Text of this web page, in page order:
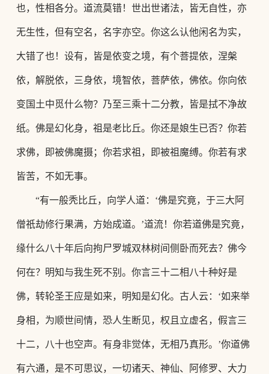
也，性相各分。道流莫错！世出世诸法，皆无自性，亦
无生性，但有空名，名字亦空。你这么认他闲名为实，
大错了也！设有，皆是依变之境，有个菩提依，涅槃
依，解脱依，三身依，境智依，菩萨依，佛依。你向依
变国土中觅什么物？乃至三乘十二分教，皆是拭不净故
纸。佛是幻化身，祖是老比丘。你还是娘生已否？你若
求佛，即被佛魔摄；你若求祖，即被祖魔缚。你若有求
皆苦，不如无事。
“有一般秃比丘，向学人道： ‘佛是究竟，于三大阿
僧祇劫修行果满，方始成道。’道流！你若道佛是究竟，
缘什么八十年后向拘尸罗城双林树间侧卧而死去？佛今
何在？明知与我生死不别。你言三十二相八十种好是
佛，转轮圣王应是如来， 明知是幻化。古人云： ‘如来举
身相，为顺世间情，恐人生断见，权且立虚名，假言三
十二，八十也空声。有身非觉体，无相乃真形。’你道佛
有六通，是不可思议，一切诸天、神仙、阿修罗、大力